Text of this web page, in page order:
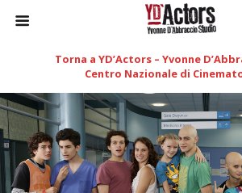
Torna a YD’Actors – Yvonne
Centro Nazionale di